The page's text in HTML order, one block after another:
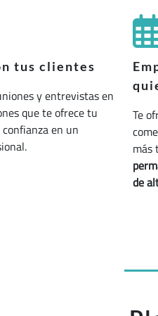
tus clientes
y entrevistas en
que te ofrece tu
en un
Te
más
de